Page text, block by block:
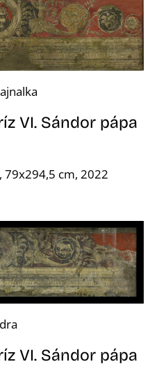
VI. Sándor pápa
79x294,5 cm, 2022
VI. Sándor pápa